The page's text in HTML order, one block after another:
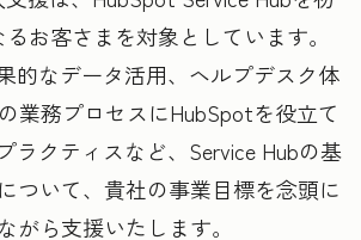
お客さまを対象としています。
的なデータ活用、ヘルプデスク体
業務プロセスにHubSpotを役立て
ラクティスなど、Service Hubの基
ついて、貴社の事業目標を念頭に
がら支援いたします。